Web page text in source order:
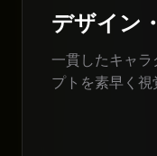
デザイン
一貫したキャ
プトを素早く視